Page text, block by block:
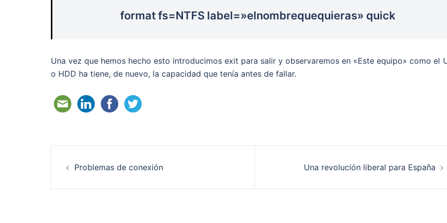
format fs=NTFS label=»elnombrequequieras» quick
Una vez que hemos hecho esto introducimos exit para salir y observaremos en «Este equipo» como el
o HDD ha tiene, de nuevo, la capacidad que tenía antes de fallar.
Navegación
de
Problemas de conexión Una revolución liberal para España